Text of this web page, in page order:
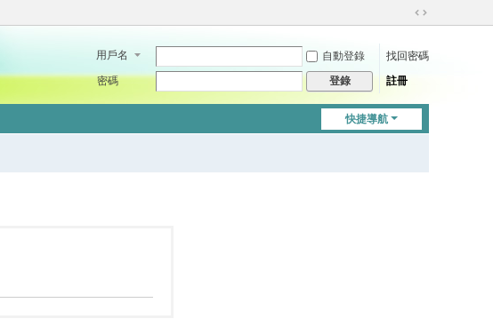
切
到
用戶名 自動登錄
找回密碼
密碼
登錄 註冊
快捷導航